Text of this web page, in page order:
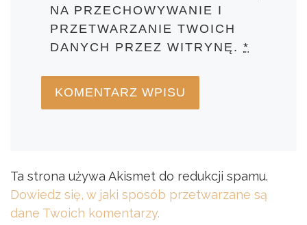
NA PRZECHOWYWANIE I
PRZETWARZANIE TWOICH
DANYCH PRZEZ WITRYNĘ.*
Ta strona używa Akismet do redukcji spamu.
Dowiedz się, w jaki sposób przetwarzane są
dane Twoich komentarzy.